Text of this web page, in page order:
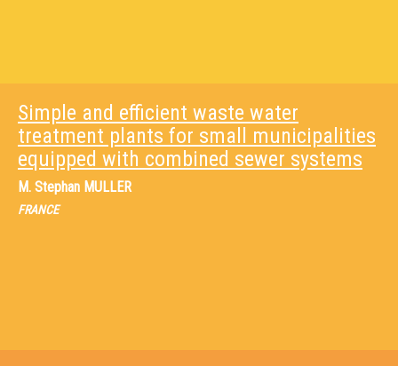
Simple and efficient waste water
treatment plants for small municipalities
equipped with combined sewer systems
M. Stephan MULLER
FRANCE